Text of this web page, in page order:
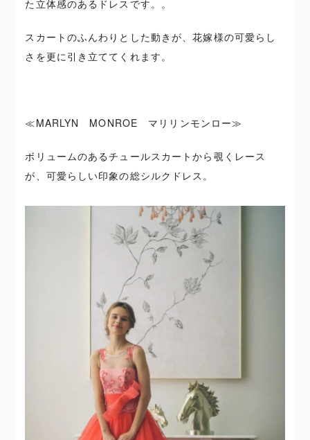
た立体感のあるドレスです。。
スカートのふんわりとした動きが、花嫁様の可愛らし
さを更に引き立ててくれます。
≪MARLYN MONROE マリリンモンロー≫
ボリュームのあるチュールスカートから覗くレース
が、可愛らしい印象の総シルクドレス。